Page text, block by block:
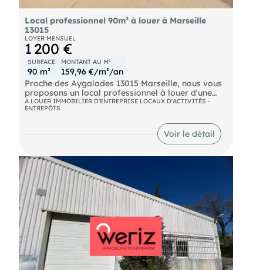
Local professionnel 90m² à louer à Marseille
13015
LOYER MENSUEL
1 200 €
SURFACE
90 m²
MONTANT AU M²
159,96 €/m²/an
Proche des Aygalades 13015 Marseille, nous vous
proposons un local professionnel à louer d'une
surface d'environ 90m².Usage exclusif pour des
activités médicales et paramédicales. Idéal pour
des Kinésithérapeutes. Il se compose d'un bel
espace avec une grande baie vitrée, d'un accueil,
de 5 bureaux, d'un sanitaire et d'un open space à
climatiseurs, sol tomette, 5 places de parking en
extérieur pour la clientèle.Loyer mensuel : 1.305€
CC
A LOUER IMMOBILIER D'ENTREPRISE LOCAUX D'ACTIVITÉS -
ENTREPÔTS
Voir le détail